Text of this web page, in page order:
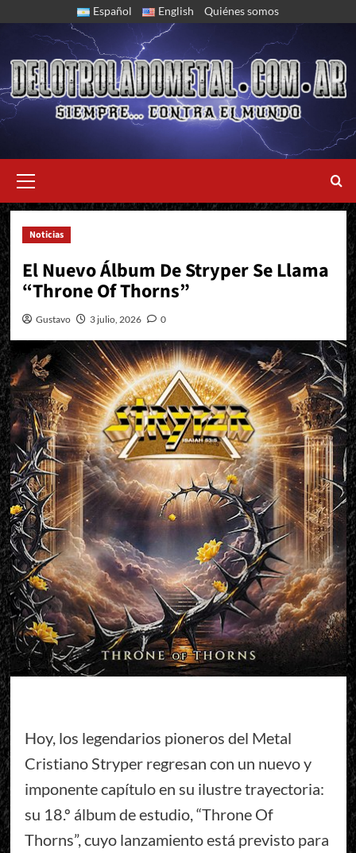
Español English Quiénes somos
Menu
Noticias
El Nuevo Álbum De Stryper Se Llama
“Throne Of Thorns”
Gustavo 3 julio, 2026 0
Hoy, los legendarios pioneros del Metal
Cristiano Stryper regresan con un nuevo y
imponente capítulo en su ilustre trayectoria:
su 18.º álbum de estudio, “Throne Of
Thorns”, cuyo lanzamiento está previsto para